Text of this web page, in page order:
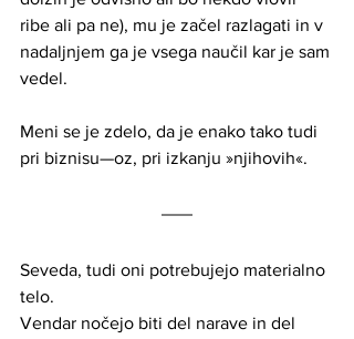
ribe ali pa ne), mu je začel razlagati in v
nadaljnjem ga je vsega naučil kar je sam
vedel.
Meni se je zdelo, da je enako tako tudi
pri biznisu—oz, pri izkanju »njihovih«.
Seveda, tudi oni potrebujejo materialno
telo.
Vendar nočejo biti del narave in del